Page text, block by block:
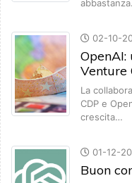
02-10-
OpenAI:
Venture
La
CDP e
crescita…
01-12-
Buon